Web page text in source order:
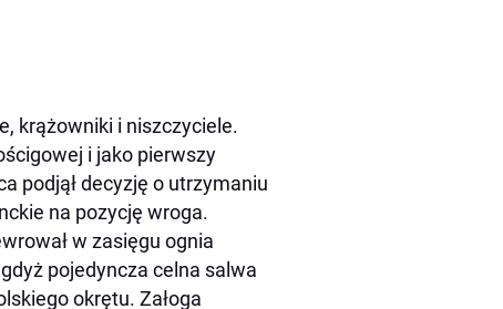
krążowniki i niszczyciele.
i jako pierwszy
podjął decyzję o utrzymaniu
na pozycję wroga.
w zasięgu ognia
pojedyncza celna salwa
okrętu. Załoga